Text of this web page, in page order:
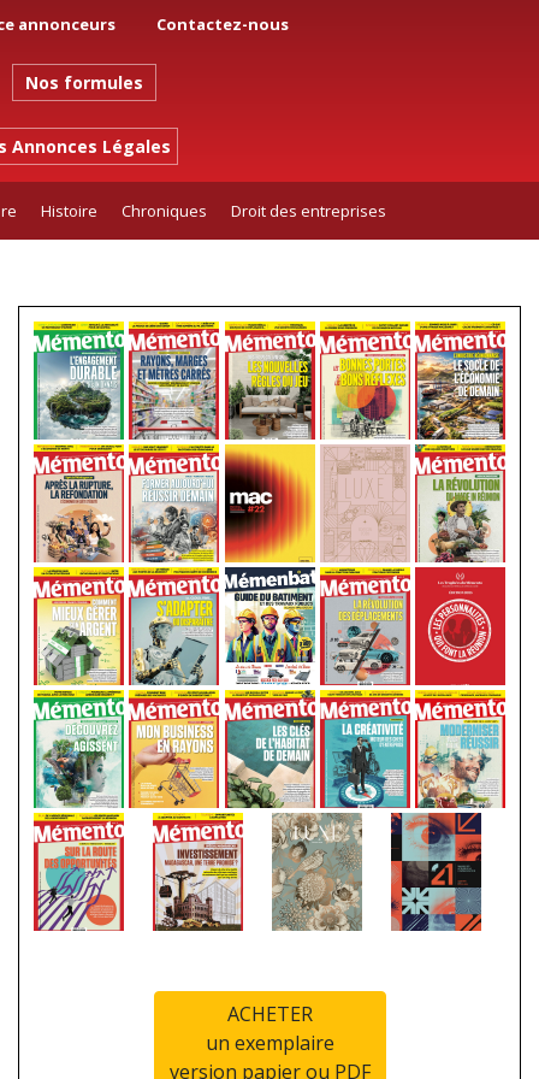
annonceurs Contactez-nous
Nos formules
Annonces Légales
Histoire Chroniques Droit des entreprises
ACHETER
un exemplaire
version papier ou PDF